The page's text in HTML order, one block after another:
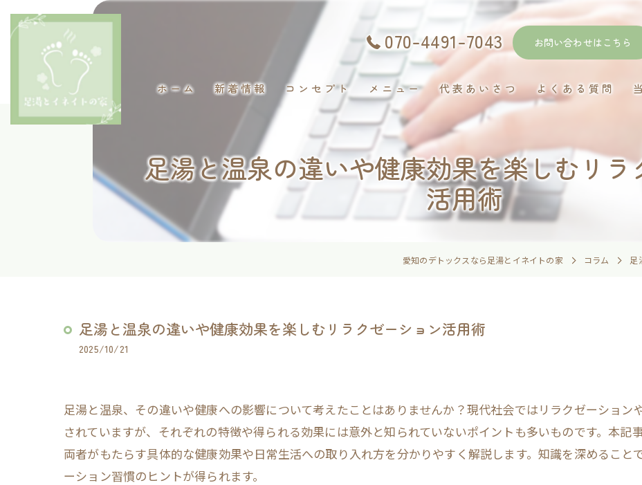
070-4491-7043 お問い合わせはこちら
ホーム 新着情報 コンセプト メニュー 代表あいさつ よくある質問
足湯と温泉の違いや健康効果を楽しむリラ
活用術
愛知のデトックスなら足湯とイネイトの家 コラム 足
足湯と温泉の違いや健康効果を楽しむリラクゼーション活用術
2025/10/21
足湯と温泉、その違いや健康への影響について考えたことはありませんか？現代社会ではリラクゼーション
されていますが、それぞれの特徴や得られる効果には意外と知られていないポイントも多いものです。本記
両者がもたらす具体的な健康効果や日常生活への取り入れ方を分かりやすく解説します。知識を深めること
ーション習慣のヒントが得られます。